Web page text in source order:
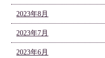
2023年8月
2023年7月
2023年6月